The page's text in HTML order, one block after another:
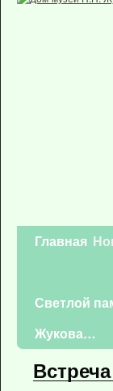
Главная
Светлой
Жукова…